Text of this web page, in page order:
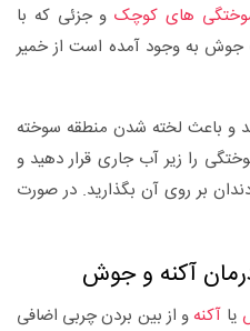
های کوچکو جزئی که با
به وجود آمده است از خمیر
و باعث لخته شدن منطقه سوخته
را زیر آب جاری قرار دهید و
بر روی آن بگذارید. در صورت
آکنه و جوش
یا آکنه و از بین بردن چربی اضافی